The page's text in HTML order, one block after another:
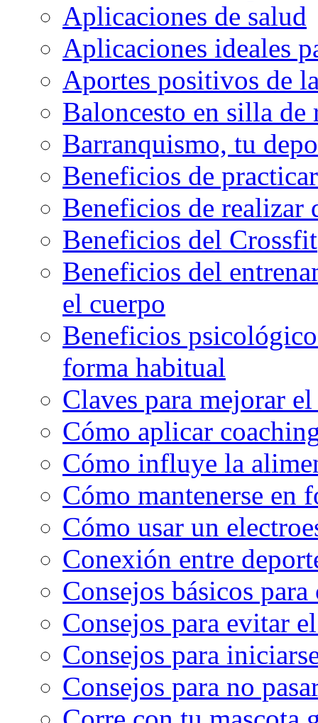
Aplicaciones de salud
Aplicaciones ideales
Aportes positivos de
Baloncesto en silla de
Barranquismo, tu
Beneficios de
Beneficios de realizar
Beneficios del Crossfit
Beneficios del
el cuerpo
Beneficios
forma habitual
Claves para mejorar
Cómo aplicar
Cómo influye la
Cómo mantenerse en
Cómo usar un
Conexión entre
Consejos básicos
Consejos para evitar
Consejos para
Consejos para no